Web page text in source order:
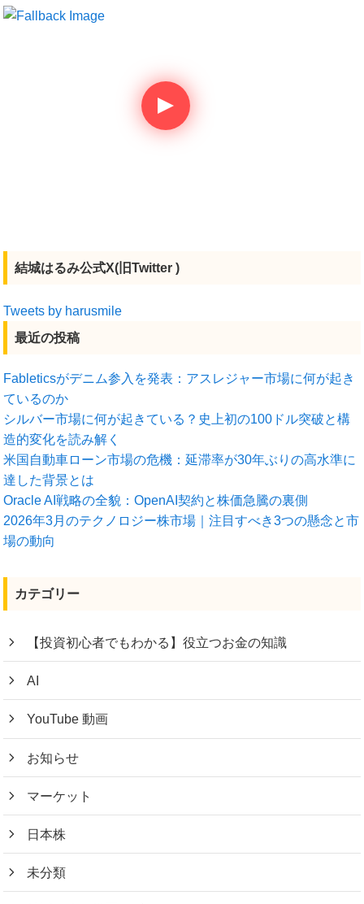
結城はるみ公式X(旧Twitter )
Tweets by harusmile
最近の投稿
Fableticsがデニム参入を発表：アスレジャー市場に何が起き
ているのか
シルバー市場に何が起きている？史上初の100ドル突破と構
造的変化を読み解く
米国自動車ローン市場の危機：延滞率が30年ぶりの高水準に
達した背景とは
Oracle AI戦略の全貌：OpenAI契約と株価急騰の裏側
2026年3月のテクノロジー株市場｜注目すべき3つの懸念と市
場の動向
カテゴリー
【投資初心者でもわかる】役立つお金の知識
AI
YouTube 動画
お知らせ
マーケット
日本株
未分類